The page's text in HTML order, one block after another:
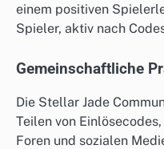
einem positiven
Spieler, aktiv nach
Gemeinschaftliche
Die Stellar Jade
Teilen von
Foren und sozialen